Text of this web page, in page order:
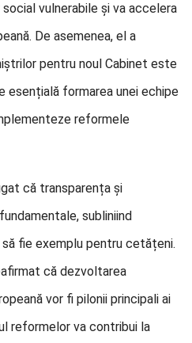
vulnerabile și va accelera
De asemenea, el a
pentru noul Cabinet este
esențială formarea unei echipe
reformele
că transparența și
subliniind
fie exemplu pentru cetățeni.
că dezvoltarea
vor fi pilonii principali ai
reformelor va contribui la